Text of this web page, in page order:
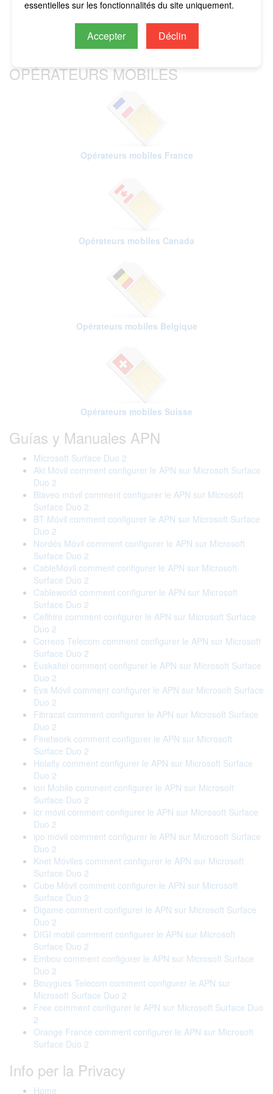
essentielles sur les fonctionnalités du site uniquement.
Accepter Déclin
OPÉRATEURS MOBILES
Opérateurs mobiles France
Opérateurs mobiles Canada
Opérateurs mobiles Belgique
Opérateurs mobiles Suisse
Guías y Manuales APN
Microsoft Surface Duo 2
Aki Móvil comment configurer le APN sur Microsoft Surface
Duo 2
Blaveo móvil comment configurer le APN sur Microsoft
Surface Duo 2
BT Móvil comment configurer le APN sur Microsoft Surface
Duo 2
Nordés Móvil comment configurer le APN sur Microsoft
Surface Duo 2
CableMóvil comment configurer le APN sur Microsoft
Surface Duo 2
Cableworld comment configurer le APN sur Microsoft
Surface Duo 2
Cellhire comment configurer le APN sur Microsoft Surface
Duo 2
Correos Telecom comment configurer le APN sur Microsoft
Surface Duo 2
Euskaltel comment configurer le APN sur Microsoft Surface
Duo 2
Eva Móvil comment configurer le APN sur Microsoft Surface
Duo 2
Fibracat comment configurer le APN sur Microsoft Surface
Duo 2
Finetwork comment configurer le APN sur Microsoft
Surface Duo 2
Holafly comment configurer le APN sur Microsoft Surface
Duo 2
ion Mobile comment configurer le APN sur Microsoft
Surface Duo 2
lcr móvil comment configurer le APN sur Microsoft Surface
Duo 2
ipo móvil comment configurer le APN sur Microsoft Surface
Duo 2
Knet Móviles comment configurer le APN sur Microsoft
Surface Duo 2
Cube Móvil comment configurer le APN sur Microsoft
Surface Duo 2
Digame comment configurer le APN sur Microsoft Surface
Duo 2
DIGI mobil comment configurer le APN sur Microsoft
Surface Duo 2
Embou comment configurer le APN sur Microsoft Surface
Duo 2
Bouygues Telecom comment configurer le APN sur
Microsoft Surface Duo 2
Free comment configurer le APN sur Microsoft Surface Duo
2
Orange France comment configurer le APN sur Microsoft
Surface Duo 2
Info per la Privacy
Home